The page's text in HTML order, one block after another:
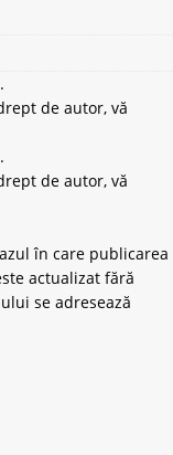
de autor, vă
de autor, vă
în care publicarea
actualizat fără
se adresează